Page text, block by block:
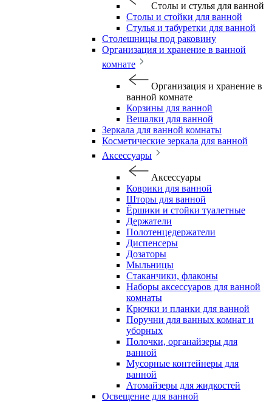
Столы и стулья для ванной
Столы и стойки для ванной
Стулья и табуретки для ванной
Столешницы под раковину
Организация и хранение в ванной
комнате
Организация и хранение в
ванной комнате
Корзины для ванной
Вешалки для ванной
Зеркала для ванной комнаты
Косметические зеркала для ванной
Аксессуары
Аксессуары
Коврики для ванной
Шторы для ванной
Ёршики и стойки туалетные
Держатели
Полотенцедержатели
Диспенсеры
Дозаторы
Мыльницы
Стаканчики, флаконы
Наборы аксессуаров для ванной
комнаты
Крючки и планки для ванной
Поручни для ванных комнат и
уборных
Полочки, органайзеры для
ванной
Мусорные контейнеры для
ванной
Атомайзеры для жидкостей
Освещение для ванной